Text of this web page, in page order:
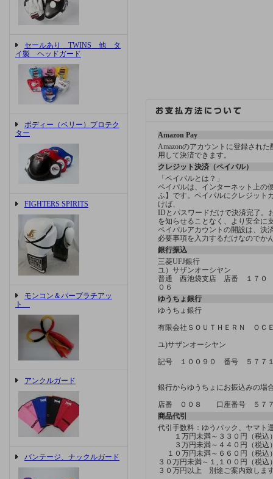
セールあり TWINS 他 タ
イ製 ヘッドガード
ボディー（ベリー）プロテク
ター
FIGHTERS SPIRITS
モンコン＆パープラチアッ
ト
アンクルガード
バンテージ、ナックルガード
Amazon Pay
Amazonのアカウントに登録され
用して決済できます。
クレジット決済（ペイパル）
「ペイパルとは？」
ペイパルは、インターネット上の
ふ】です。ペイパルにクレジット
けば、
IDとパスワードだけで決済完了。
を知らせることなく、より安全に
ペイパルアカウントの開設は、決
必要事項を入力するだけなのでか
銀行振込
三菱UFJ銀行
ユ）サザンオーシヤン
普通 西池袋支店 店番 １７０
０６
ゆうちょ銀行
ゆうちょ銀行
有限会社ＳＯＵＴＨＥＲＮ ＯＣ
ユ)サザンオーシヤン
記号 １００９０ 番号 ５７７
銀行からゆうちょにお振込みの場
店番 ００８ 口座番号 ５７７
商品代引
代引手数料：ゆうパック、ヤマ
１万円未満～３３０円（税込
３万円未満～４４０円（税込
１０万円未満～６６０円（税込
３０万円未満～１,１００円（税込
３０万円以上 別途ご案内致しま